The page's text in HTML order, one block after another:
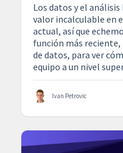
Los datos y el
valor incalculable en
actual, así que
función más
de datos, para ver
equipo a un nivel
Ivan Petrovic